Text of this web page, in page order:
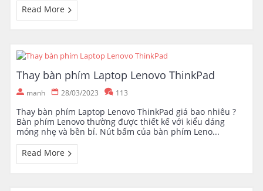
Read More
Thay bàn phím Laptop Lenovo ThinkPad
manh 28/03/2023 113
Thay bàn phím Laptop Lenovo ThinkPad giá bao nhiêu ?
Bàn phím Lenovo thường được thiết kế với kiểu dáng
mỏng nhẹ và bền bỉ. Nút bấm của bàn phím Leno...
Read More